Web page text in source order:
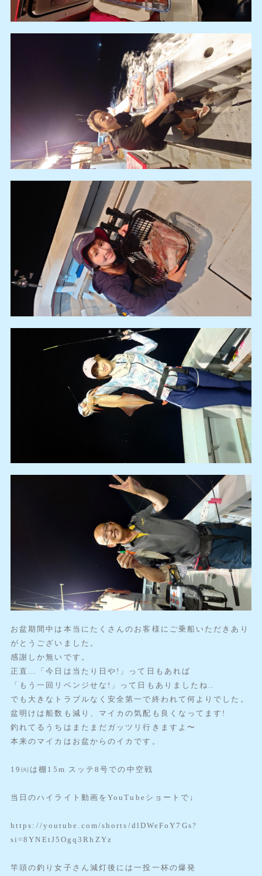
お盆期間中は本当にたくさんのお客様にご乗船いただきあり
がとうございました。
感謝しか無いです。
正直…「今日は当たり日や!」って日もあれば
「もう一回リベンジせな!」って日もありましたね..
でも大きなトラブルなく安全第一で終われて何よりでした。
盆明けは船数も減り、マイカの気配も良くなってます!
釣れてるうちはまたまだガッツリ行きますよ〜
本来のマイカはお盆からのイカです。
19㈫は棚15m スッテ8号での中空戦
当日のハイライト動画をYouTubeショートで↓
https://youtube.com/shorts/dlDWeFoY7Gs?
si=8YNEtJ5Ogq3RhZYz
竿頭の釣り女子さん減灯後には一投一杯の爆発